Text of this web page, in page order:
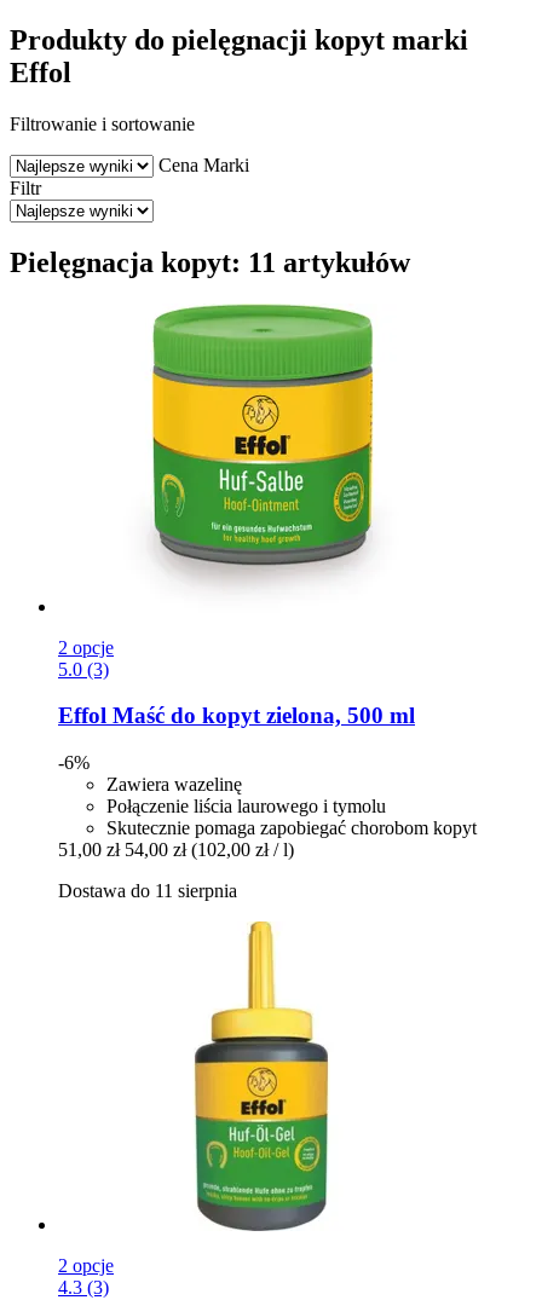
Produkty do pielęgnacji kopyt marki
Effol
Filtrowanie i sortowanie
Cena Marki
Filtr
Pielęgnacja kopyt: 11 artykułów
2 opcje
5.0 (3)
Effol Maść do kopyt zielona, 500 ml
-6%
Zawiera wazelinę
Połączenie liścia laurowego i tymolu
Skutecznie pomaga zapobiegać chorobom kopyt
51,00 zł 54,00 zł (102,00 zł / l)
Dostawa do 11 sierpnia
2 opcje
4.3 (3)